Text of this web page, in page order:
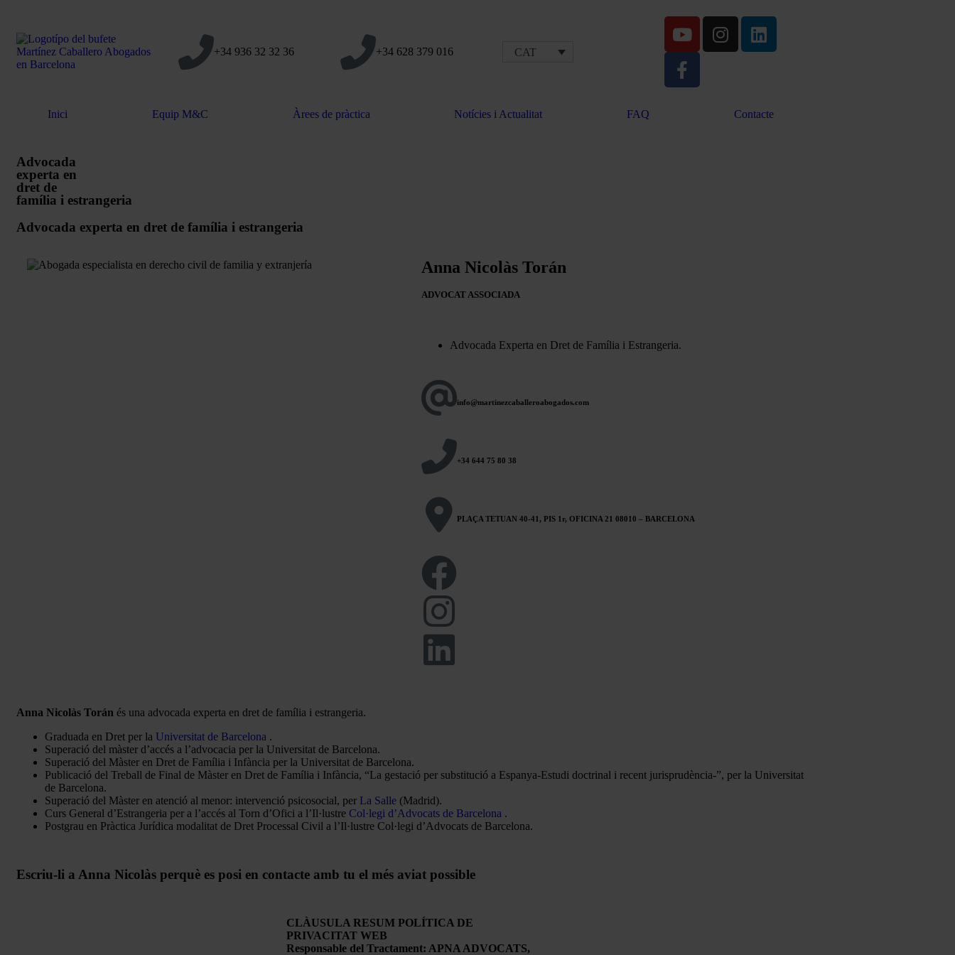
+34 936 32 32 36 +34 628 379 016 CAT
Inici Equip M&C Àrees de pràctica Notícies i Actualitat FAQ Contacte
Advocada
experta en
dret de
família i estrangeria
Advocada experta en dret de família i estrangeria
Anna Nicolàs Torán
ADVOCAT ASSOCIADA
Advocada Experta en Dret de Família i Estrangeria.
info@martinezcaballeroabogados.com
+34 644 75 80 38
PLAÇA TETUAN 40-41, PIS 1r, OFICINA 21 08010 – BARCELONA
Anna Nicolàs Torán és una advocada experta en dret de família i estrangeria.
Graduada en Dret per la Universitat de Barcelona .
Superació del màster d’accés a l’advocacia per la Universitat de Barcelona.
Superació del Màster en Dret de Família i Infància per la Universitat de Barcelona.
Publicació del Treball de Final de Màster en Dret de Família i Infància, “La gestació per substitució a Espanya-Estudi doctrinal i recent jurisprudència-”, per la Universitat
de Barcelona.
Superació del Màster en atenció al menor: intervenció psicosocial, per La Salle (Madrid).
Curs General d’Estrangeria per a l’accés al Torn d’Ofici a l’Il·lustre Col·legi d’Advocats de Barcelona .
Postgrau en Pràctica Jurídica modalitat de Dret Processal Civil a l’Il·lustre Col·legi d’Advocats de Barcelona.
Escriu-li a Anna Nicolàs perquè es posi en contacte amb tu el més aviat possible
CLÀUSULA RESUM POLÍTICA DE
PRIVACITAT WEB
Responsable del Tractament: APNA ADVOCATS,